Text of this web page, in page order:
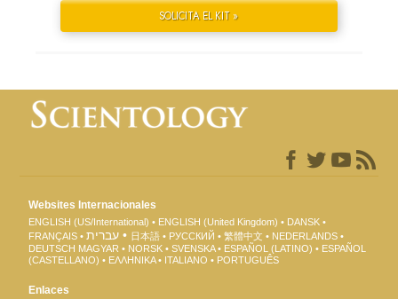
SOLICITA EL KIT »
Websites Internacionales
ENGLISH (US/International) ENGLISH (United Kingdom)
DANSK
FRANÇAIS
עברית 日本語 РУССКИЙ 繁體中文
NEDERLANDS
DEUTSCH MAGYAR NORSK SVENSKA ESPAÑOL (LATINO)
ESPAÑOL
(CASTELLANO)
ΕΛΛΗΝΙΚA ITALIANO PORTUGUÊS
Enlaces